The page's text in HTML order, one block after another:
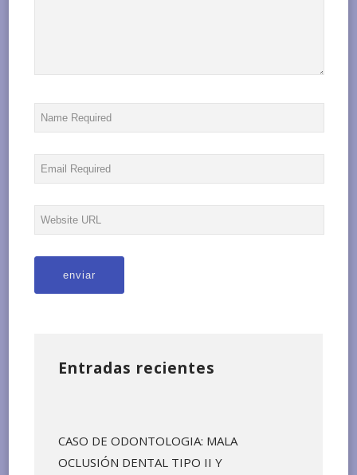
Entradas recientes
CASO DE ODONTOLOGIA: MALA
OCLUSIÓN DENTAL TIPO II Y